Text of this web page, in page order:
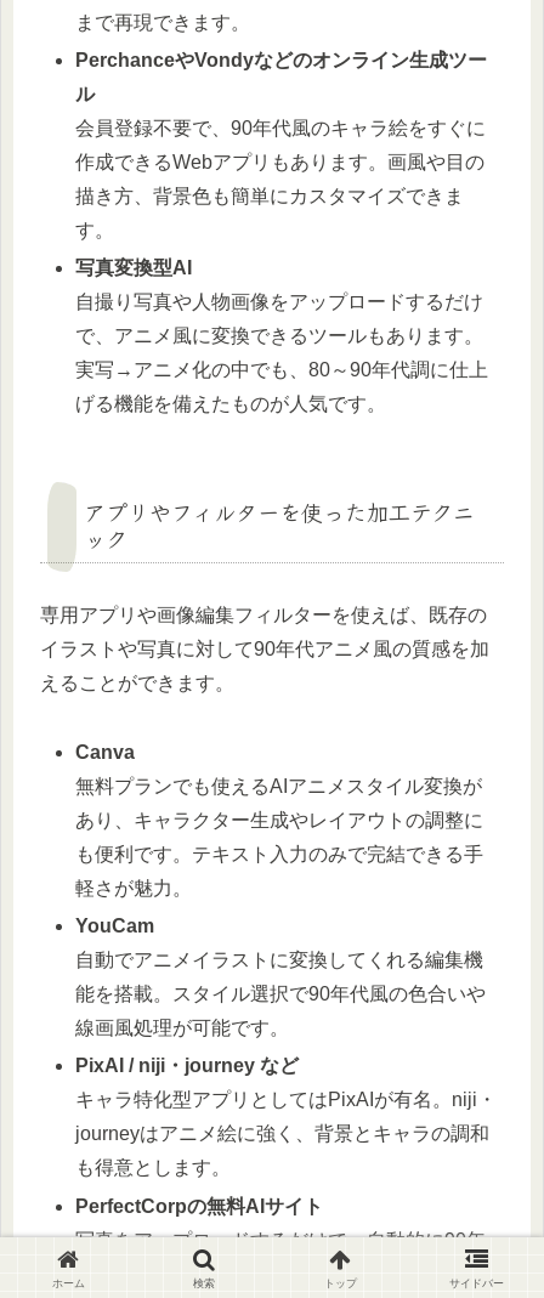
まで再現できます。
PerchanceやVondyなどのオンライン生成ツー
ル
会員登録不要で、90年代風のキャラ絵をすぐに
作成できるWebアプリもあります。画風や目の
描き方、背景色も簡単にカスタマイズできま
す。
写真変換型AI
自撮り写真や人物画像をアップロードするだけ
で、アニメ風に変換できるツールもあります。
実写→アニメ化の中でも、80～90年代調に仕上
げる機能を備えたものが人気です。
アプリやフィルターを使った加工テクニ
ック
専用アプリや画像編集フィルターを使えば、既存の
イラストや写真に対して90年代アニメ風の質感を加
えることができます。
Canva
無料プランでも使えるAIアニメスタイル変換が
あり、キャラクター生成やレイアウトの調整に
も便利です。テキスト入力のみで完結できる手
軽さが魅力。
YouCam
自動でアニメイラストに変換してくれる編集機
能を搭載。スタイル選択で90年代風の色合いや
線画風処理が可能です。
PixAI / niji・journey など
キャラ特化型アプリとしてはPixAIが有名。niji・
journeyはアニメ絵に強く、背景とキャラの調和
も得意とします。
PerfectCorpの無料AIサイト
写真をアップロードするだけで、自動的に90年
代風のアニメ画に変換。顔パーツのバランスや
ホーム 検索 トップ サイドバー